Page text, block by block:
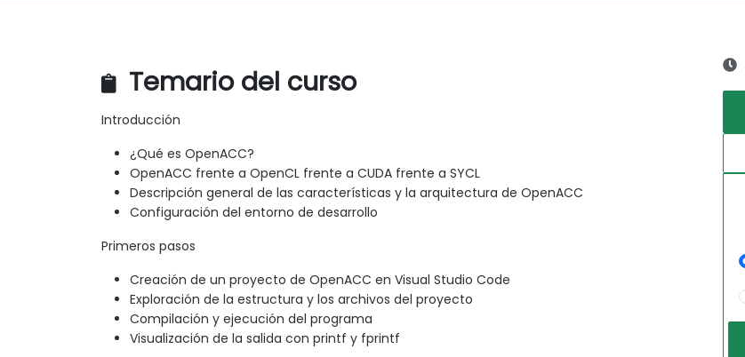
Temario del curso
Introducción
¿Qué es OpenACC?
OpenACC frente a OpenCL frente a CUDA frente a SYCL
Descripción general de las características y la arquitectura de OpenACC
Configuración del entorno de desarrollo
Primeros pasos
Creación de un proyecto de OpenACC en Visual Studio Code
Exploración de la estructura y los archivos del proyecto
Compilación y ejecución del programa
Visualización de la salida con printf y fprintf